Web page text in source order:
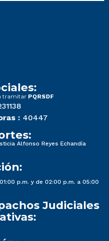
tramitar PQRSDF
: 40447
Alfonso Reyes Echandía
p.m. y de 02:00 p.m. a 05:00
Judiciales